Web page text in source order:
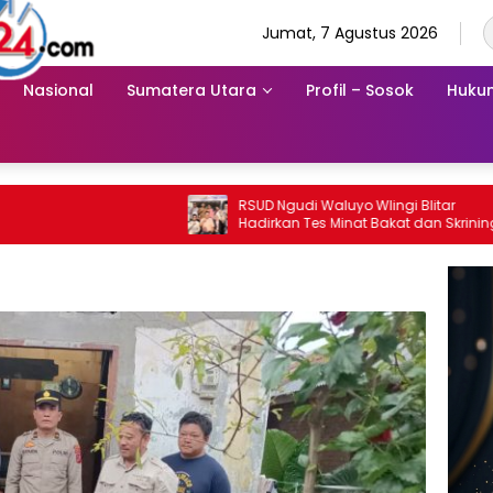
Jumat, 7 Agustus 2026
Nasional Sumatera Utara Profil – Sosok
RSUD Ngudi Waluyo Wlingi Blitar
Hadirkan Tes Minat Bakat dan Skrining
Gizi Gratis di Blitaria Expo 2026